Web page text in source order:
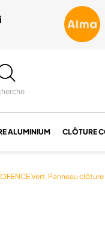
Une
04
ALUMINIUM CLÔTURE
Vert, Panneau